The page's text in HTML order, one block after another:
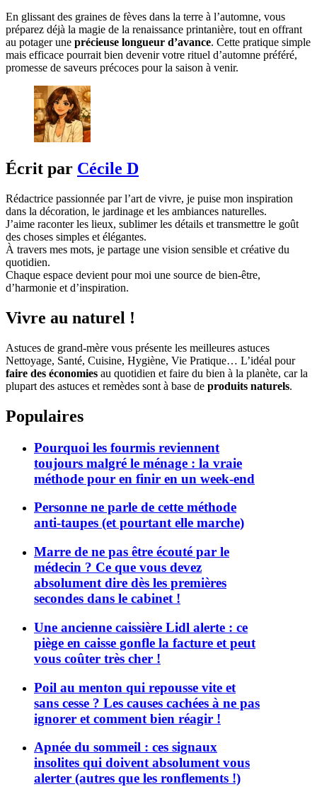
En glissant des graines de fèves dans la terre à l’automne, vous
préparez déjà la magie de la renaissance printanière, tout en offrant
au potager une précieuse longueur d’avance. Cette pratique simple
mais efficace pourrait bien devenir votre rituel d’automne préféré,
promesse de saveurs précoces pour la saison à venir.
Écrit par Cécile D
Rédactrice passionnée par l’art de vivre, je puise mon inspiration
dans la décoration, le jardinage et les ambiances naturelles.
J’aime raconter les lieux, sublimer les détails et transmettre le goût
des choses simples et élégantes.
À travers mes mots, je partage une vision sensible et créative du
quotidien.
Chaque espace devient pour moi une source de bien-être,
d’harmonie et d’inspiration.
Vivre au naturel !
Astuces de grand-mère vous présente les meilleures astuces
Nettoyage, Santé, Cuisine, Hygiène, Vie Pratique… L’idéal pour
faire des économies au quotidien et faire du bien à la planète, car la
plupart des astuces et remèdes sont à base de produits naturels.
Populaires
Pourquoi les fourmis reviennent
toujours malgré le ménage : la vraie
méthode pour en finir en un week-end
Personne ne parle de cette méthode
anti-taupes (et pourtant elle marche)
Marre de ne pas être écouté par le
médecin ? Ce que vous devez
absolument dire dès les premières
secondes dans le cabinet !
Une ancienne caissière Lidl alerte : ce
piège en caisse gonfle la facture et peut
vous coûter très cher !
Poil au menton qui repousse vite et
sans cesse ? Les causes cachées à ne pas
ignorer et comment bien réagir !
Apnée du sommeil : ces signaux
insolites qui doivent absolument vous
alerter (autres que les ronflements !)